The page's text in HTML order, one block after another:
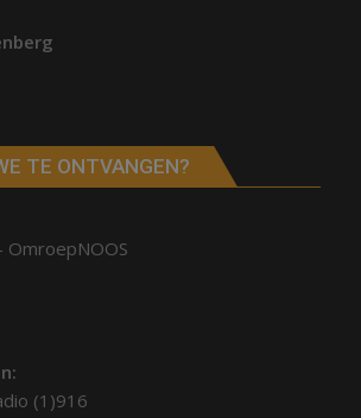
TE ONTVANGEN?
OmroepNOOS
(1)916